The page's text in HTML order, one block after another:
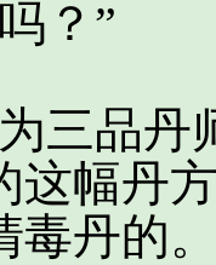
？”
品丹
这幅丹
毒丹的